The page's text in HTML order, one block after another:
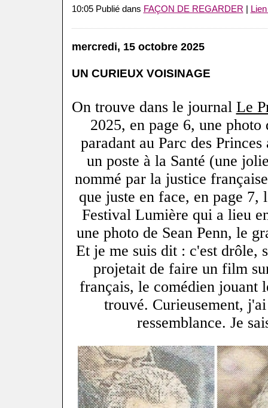
10:05 Publié dans FAÇON DE REGARDER
mercredi, 15 octobre 2025
UN CURIEUX VOISINAGE
On trouve dans le journal Le
2025, en page 6, une
paradant au Parc des
un poste à la Santé (une
nommé par la justice
que juste en face, en page 7,
Festival Lumière qui a lieu
une photo de Sean Penn, le
Et je me suis dit : c'est drôle,
projetait de faire un film
français, le comédien jouant
trouvé. Curieusement,
ressemblance. Je